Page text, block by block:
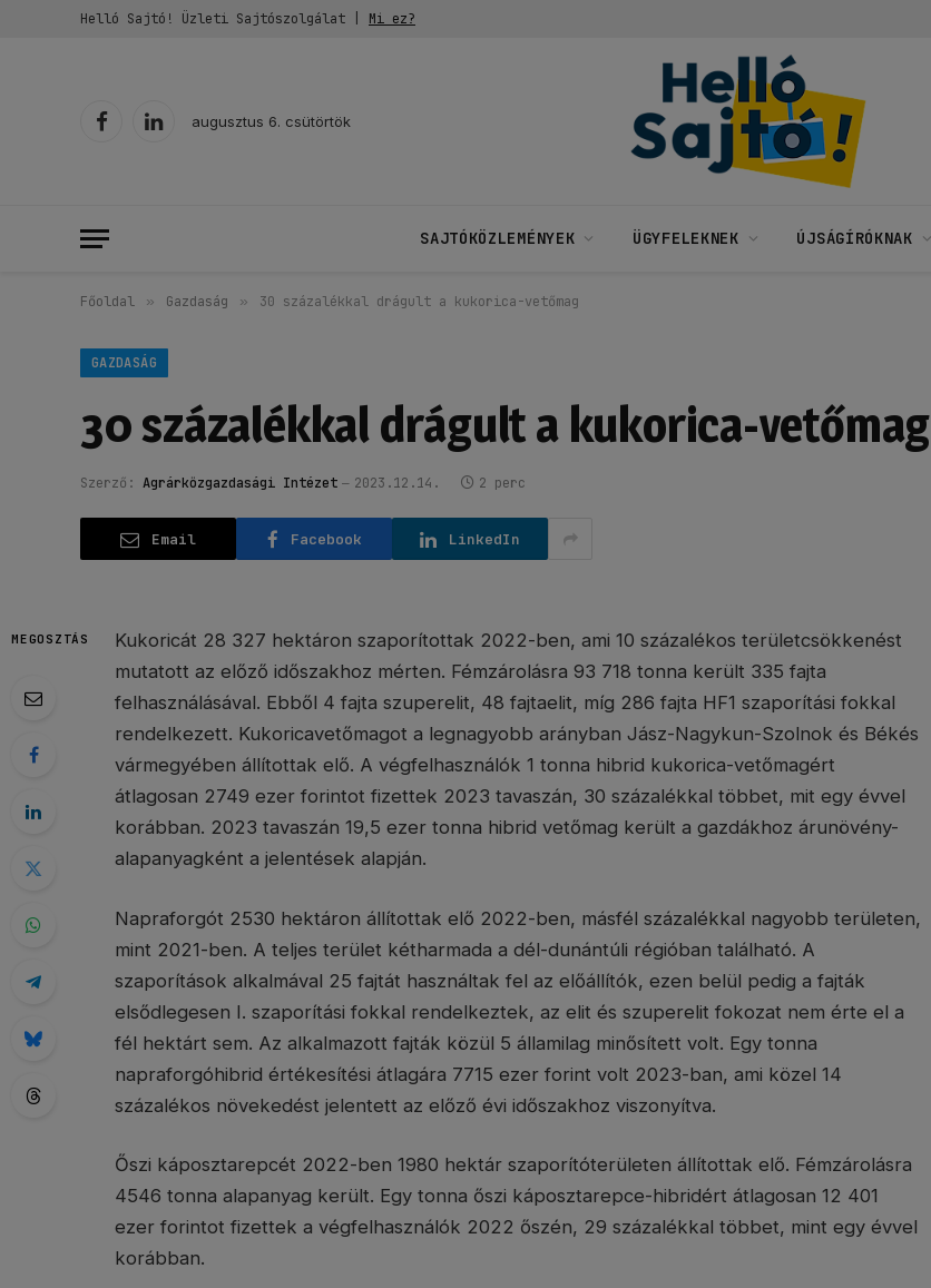
Helló Sajtó! Üzleti Sajtószolgálat | Mi ez?
FacebookLinkedIn
augusztus 6. csütörtök
SAJTÓKÖZLEMÉNYEK ÜGYFELEKNEK ÚJSÁGÍRÓKNAK
Főoldal » Gazdaság » 30 százalékkal drágult a kukorica-vetőmag
GAZDASÁG
30 százalékkal drágult a kukorica-vetőmag
Szerző: Agrárközgazdasági Intézet 2023.12.14. 2 perc
Email Facebook LinkedIn
MEGOSZTÁS
Kukoricát 28 327 hektáron szaporítottak 2022-ben, ami 10 százalékos területcsökkenést
mutatott az előző időszakhoz mérten. Fémzárolásra 93 718 tonna került 335 fajta
felhasználásával. Ebből 4 fajta szuperelit, 48 fajtaelit, míg 286 fajta HF1 szaporítási fokkal
rendelkezett. Kukoricavetőmagot a legnagyobb arányban Jász-Nagykun-Szolnok és Békés
vármegyében állítottak elő. A végfelhasználók 1 tonna hibrid kukorica-vetőmagért
átlagosan 2749 ezer forintot fizettek 2023 tavaszán, 30 százalékkal többet, mit egy évvel
korábban. 2023 tavaszán 19,5 ezer tonna hibrid vetőmag került a gazdákhoz árunövény-
alapanyagként a jelentések alapján.
Napraforgót 2530 hektáron állítottak elő 2022-ben, másfél százalékkal nagyobb területen,
mint 2021-ben. A teljes terület kétharmada a dél-dunántúli régióban található. A
szaporítások alkalmával 25 fajtát használtak fel az előállítók, ezen belül pedig a fajták
elsődlegesen I. szaporítási fokkal rendelkeztek, az elit és szuperelit fokozat nem érte el a
fél hektárt sem. Az alkalmazott fajták közül 5 államilag minősített volt. Egy tonna
napraforgóhibrid értékesítési átlagára 7715 ezer forint volt 2023-ban, ami közel 14
százalékos növekedést jelentett az előző évi időszakhoz viszonyítva.
Őszi káposztarepcét 2022-ben 1980 hektár szaporítóterületen állítottak elő. Fémzárolásra
4546 tonna alapanyag került. Egy tonna őszi káposztarepce-hibridért átlagosan 12 401
ezer forintot fizettek a végfelhasználók 2022 őszén, 29 százalékkal többet, mint egy évvel
korábban.